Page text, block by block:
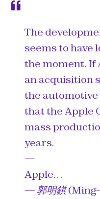
The
seems to have
the moment. If
an acquisition
the
that the Apple
mass
years.
—
Apple…
— 郭明錤